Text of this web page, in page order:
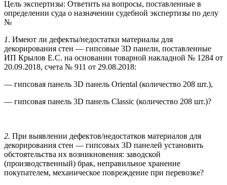
Цель экспертизы: Ответить на вопросы, поставленные в
определении суда о назначении судебной экспертизы по делу
№
1. Имеют ли дефекты/недостатки материалы для
декорирования стен — гипсовые 3D панели, поставленные
ИП Крылов Е.С. на основании товарной накладной № 1284 от
20.09.2018, счета № 911 от 29.08.2018:
— гипсовая панель 3D панель Oriental (количество 208 шт.),
— гипсовая панель 3D панель Classic (количество 208 шт.)?
2. При выявлении дефектов/недостатков материалов для
декорирования стен — гипсовых 3D панелей установить
обстоятельства их возникновения: заводской
(производственный) брак, неправильное хранение
покупателем, механическое повреждение при перевозке?